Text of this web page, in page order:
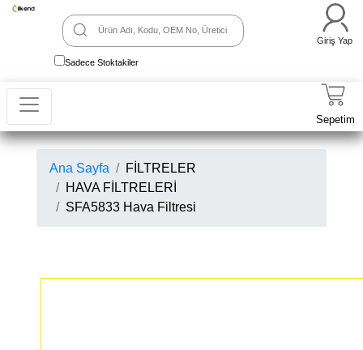
Sadece Stoktakiler
Giriş Yap
Sepetim
Ana Sayfa
FİLTRELER
HAVA FİLTRELERİ
SFA5833 Hava Filtresi